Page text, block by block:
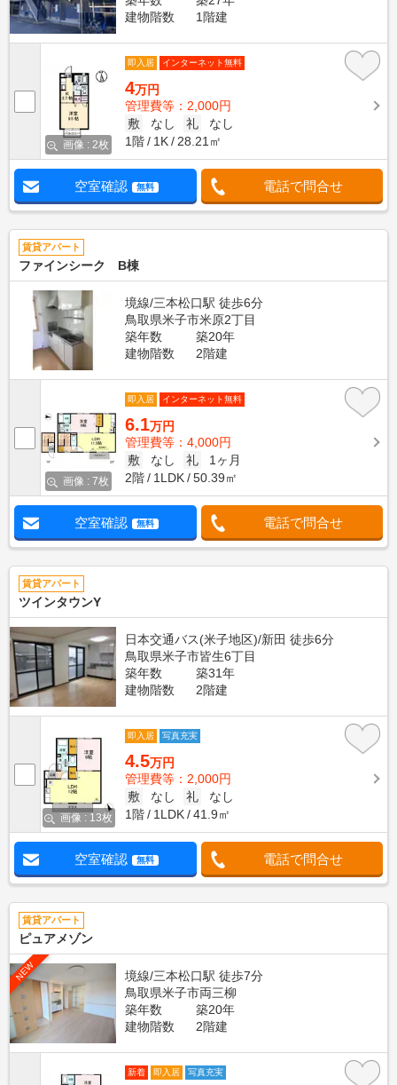
建物階数
1階建
画像 : 2枚
即入居 インターネット無料
4万円
管理費等：2,000円
敷
なし 礼
なし
1階
1K 28.21㎡
空室確認 無料 電話で問合せ
賃貸アパート
ファインシーク B棟
境線/三本松口駅 徒歩6分
鳥取県米子市米原2丁目
築年数
築20年
建物階数
2階建
画像 : 7枚
即入居 インターネット無料
6.1万円
管理費等：4,000円
敷
なし 礼
1ヶ月
2階
1LDK 50.39㎡
空室確認 無料 電話で問合せ
賃貸アパート
ツインタウンY
日本交通バス(米子地区)/新田 徒歩6分
鳥取県米子市皆生6丁目
築年数
築31年
建物階数
2階建
画像 : 13枚
即入居 写真充実
4.5万円
管理費等：2,000円
敷
なし 礼
なし
1階
1LDK 41.9㎡
空室確認 無料 電話で問合せ
賃貸アパート
ピュアメゾン
NEW
境線/三本松口駅 徒歩7分
鳥取県米子市両三柳
築年数
築20年
建物階数
2階建
新着 即入居 写真充実